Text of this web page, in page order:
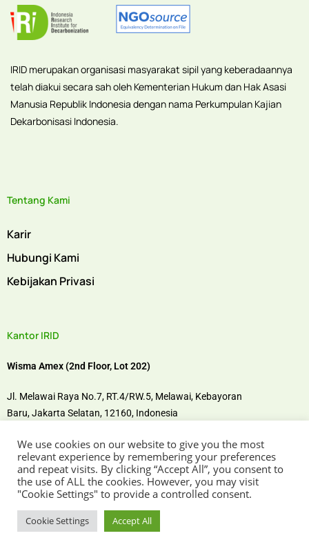
IRID merupakan organisasi masyarakat sipil yang keberadaannya
telah diakui secara sah oleh Kementerian Hukum dan Hak Asasi
Manusia Republik Indonesia dengan nama Perkumpulan Kajian
Dekarbonisasi Indonesia.
Tentang Kami
Karir
Hubungi Kami
Kebijakan Privasi
Kantor IRID
Wisma Amex (2nd Floor, Lot 202)
Jl. Melawai Raya No.7, RT.4/RW.5, Melawai, Kebayoran
Baru,Jakarta Selatan, 12160, Indonesia
Temui kami di
We use cookies on our website to give you the most
relevant experience by remembering your preferences
and repeat visits. By clicking “Accept All”, you consent to
the use of ALL the cookies. However, you may visit
"Cookie Settings" to provide a controlled consent.
Cookie Settings Accept All